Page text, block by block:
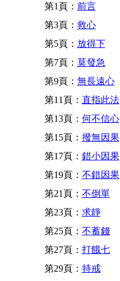
第1頁： 前言
第3頁： 救心
第5頁： 放得下
第7頁： 莫發急
第9頁： 無長遠心
第11頁： 直指此法
第13頁： 何不信心
第15頁： 撥無因果
第17頁： 錯小因果
第19頁： 不錯因果
第21頁： 不倒單
第23頁： 求靜
第25頁： 不蓄錢
第27頁： 打餓七
第29頁： 持戒